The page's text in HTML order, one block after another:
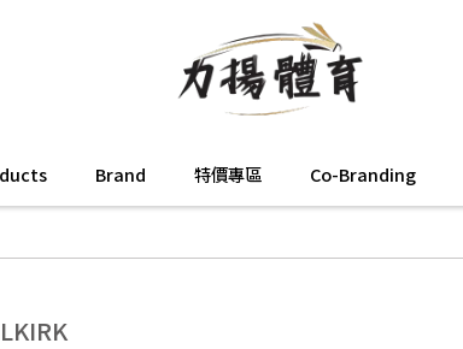
Brand 特價專區 Co-Branding